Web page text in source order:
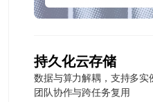
持久化云存储
数据与算力解耦，支持多
团队协作与跨任务复用